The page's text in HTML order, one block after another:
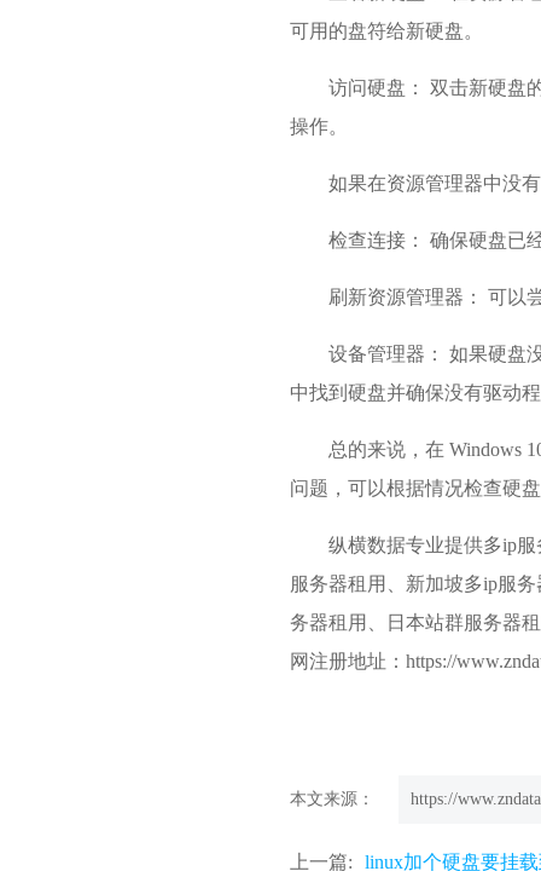
可用的盘符给新硬盘。
访问硬盘： 双击新硬盘
操作。
如果在资源管理器中没
检查连接： 确保硬盘已
刷新资源管理器： 可以
设备管理器： 如果硬盘
中找到硬盘并确保没有驱动
总的来说，在 Windows
问题，可以根据情况检查硬
纵横数据专业提供多ip
服务器租用、新加坡多ip服
务器租用、日本站群服务器
网注册地址：https://
本文来源： https://
上一篇: linux加个硬盘要挂